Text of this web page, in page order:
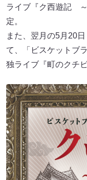
ライブ『ク西遊記
定。
また、翌月の5月20
て、「ビスケット
独ライブ『町のクチ